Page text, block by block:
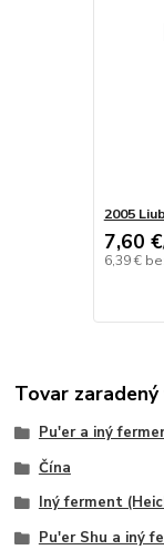
2005
7,60 €
6,39 €
Tovar
Pu'er a iný
Čína
Iný ferment
Pu'er Shu a iný